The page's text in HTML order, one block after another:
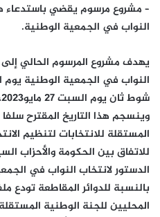
– مشروع مرسوم يقضي باستدعاء
النواب في الجمعية الوطنية.
يهدف مشروع المرسوم الحالي إلى
شوط ثان يوم السبت 27 مايو2023،
وينسجم هذا التاريخ المقترح
المستقلة للانتخابات لتنظيم
للاتفاق بين الحكومة والأحزاب
الدستور لانتخاب النواب في
بالنسبة للدوائر المقاطعة تودع
المحليين للجنة الوطنية